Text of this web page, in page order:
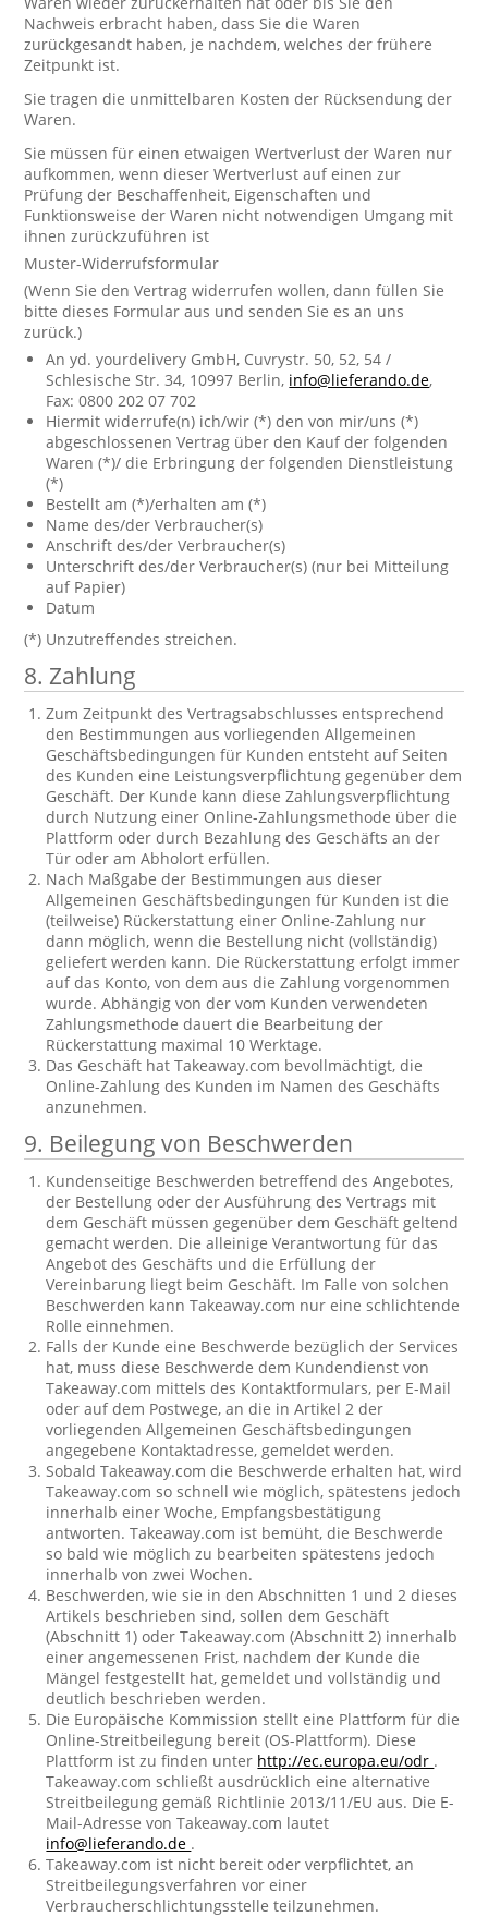
Nachweis erbracht haben, dass Sie die Waren
zurückgesandt haben, je nachdem, welches der frühere
Zeitpunkt ist.
Sie tragen die unmittelbaren Kosten der Rücksendung der
Waren.
Sie müssen für einen etwaigen Wertverlust der Waren nur
aufkommen, wenn dieser Wertverlust auf einen zur
Prüfung der Beschaffenheit, Eigenschaften und
Funktionsweise der Waren nicht notwendigen Umgang mit
ihnen zurückzuführen ist
Muster-Widerrufsformular
(Wenn Sie den Vertrag widerrufen wollen, dann füllen Sie
bitte dieses Formular aus und senden Sie es an uns
zurück.)
An yd. yourdelivery GmbH, Cuvrystr. 50, 52, 54 /
Schlesische Str. 34, 10997 Berlin, info@lieferando.de,
Fax: 0800 202 07 702
Hiermit widerrufe(n) ich/wir (*) den von mir/uns (*)
abgeschlossenen Vertrag über den Kauf der folgenden
Waren (*)/ die Erbringung der folgenden Dienstleistung
(*)
Bestellt am (*)/erhalten am (*)
Name des/der Verbraucher(s)
Anschrift des/der Verbraucher(s)
Unterschrift des/der Verbraucher(s) (nur bei Mitteilung
auf Papier)
Datum
(*) Unzutreffendes streichen.
8. Zahlung
Zum Zeitpunkt des Vertragsabschlusses entsprechend
den Bestimmungen aus vorliegenden Allgemeinen
Geschäftsbedingungen für Kunden entsteht auf Seiten
des Kunden eine Leistungsverpflichtung gegenüber dem
Geschäft. Der Kunde kann diese Zahlungsverpflichtung
durch Nutzung einer Online-Zahlungsmethode über die
Plattform oder durch Bezahlung des Geschäfts an der
Tür oder am Abholort erfüllen.
Nach Maßgabe der Bestimmungen aus dieser
Allgemeinen Geschäftsbedingungen für Kunden ist die
(teilweise) Rückerstattung einer Online-Zahlung nur
dann möglich, wenn die Bestellung nicht (vollständig)
geliefert werden kann. Die Rückerstattung erfolgt immer
auf das Konto, von dem aus die Zahlung vorgenommen
wurde. Abhängig von der vom Kunden verwendeten
Zahlungsmethode dauert die Bearbeitung der
Rückerstattung maximal 10 Werktage.
Das Geschäft hat Takeaway.com bevollmächtigt, die
Online-Zahlung des Kunden im Namen des Geschäfts
anzunehmen.
9. Beilegung von Beschwerden
Kundenseitige Beschwerden betreffend des Angebotes,
der Bestellung oder der Ausführung des Vertrags mit
dem Geschäft müssen gegenüber dem Geschäft geltend
gemacht werden. Die alleinige Verantwortung für das
Angebot des Geschäfts und die Erfüllung der
Vereinbarung liegt beim Geschäft. Im Falle von solchen
Beschwerden kann Takeaway.com nur eine schlichtende
Rolle einnehmen.
Falls der Kunde eine Beschwerde bezüglich der Services
hat, muss diese Beschwerde dem Kundendienst von
Takeaway.com mittels des Kontaktformulars, per E-Mail
oder auf dem Postwege, an die in Artikel 2 der
vorliegenden Allgemeinen Geschäftsbedingungen
angegebene Kontaktadresse, gemeldet werden.
Sobald Takeaway.com die Beschwerde erhalten hat, wird
Takeaway.com so schnell wie möglich, spätestens jedoch
innerhalb einer Woche, Empfangsbestätigung
antworten. Takeaway.com ist bemüht, die Beschwerde
so bald wie möglich zu bearbeiten spätestens jedoch
innerhalb von zwei Wochen.
Beschwerden, wie sie in den Abschnitten 1 und 2 dieses
Artikels beschrieben sind, sollen dem Geschäft
(Abschnitt 1) oder Takeaway.com (Abschnitt 2) innerhalb
einer angemessenen Frist, nachdem der Kunde die
Mängel festgestellt hat, gemeldet und vollständig und
deutlich beschrieben werden.
Die Europäische Kommission stellt eine Plattform für die
Online-Streitbeilegung bereit (OS-Plattform). Diese
Plattform ist zu finden unter http://ec.europa.eu/odr .
Takeaway.com schließt ausdrücklich eine alternative
Streitbeilegung gemäß Richtlinie 2013/11/EU aus. Die E-
Mail-Adresse von Takeaway.com lautet
info@lieferando.de .
Takeaway.com ist nicht bereit oder verpflichtet, an
Streitbeilegungsverfahren vor einer
Verbraucherschlichtungsstelle teilzunehmen.